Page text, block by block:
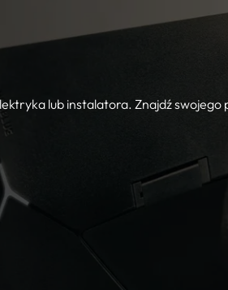
lub instalatora. Znajdź swojego